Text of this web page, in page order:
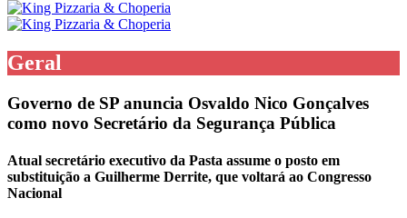
Geral
Governo de SP anuncia Osvaldo Nico Gonçalves
como novo Secretário da Segurança Pública
Atual secretário executivo da Pasta assume o posto em
substituição a Guilherme Derrite, que voltará ao Congresso
Nacional